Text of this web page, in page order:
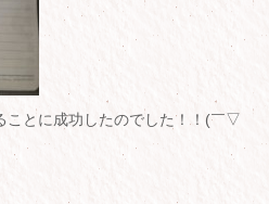
ことに成功したのでした！！(￣▽